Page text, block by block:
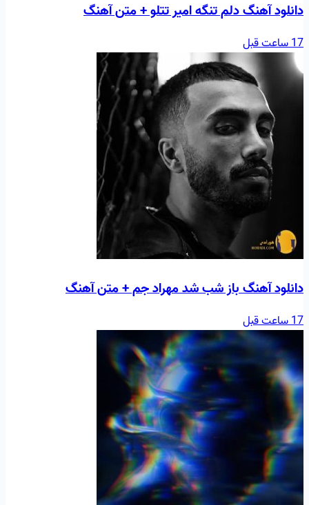
دانلود آهنگ دلم تنگه امیر تتلو + متن آهنگ
17 ساعت قبل
دانلود آهنگ باز شب شد مهراد جم + متن آهنگ
17 ساعت قبل